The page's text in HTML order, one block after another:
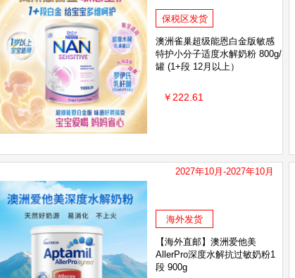
保税区发货
澳洲雀巢超级能恩白金版敏感
特护小分子适度水解奶粉 800g/
罐 (1+段 12月以上）
￥222.61
2027年10月-2027年10月
海外发货
【海外直邮】澳洲爱他美
AllerPro深度水解抗过敏奶粉1
段 900g